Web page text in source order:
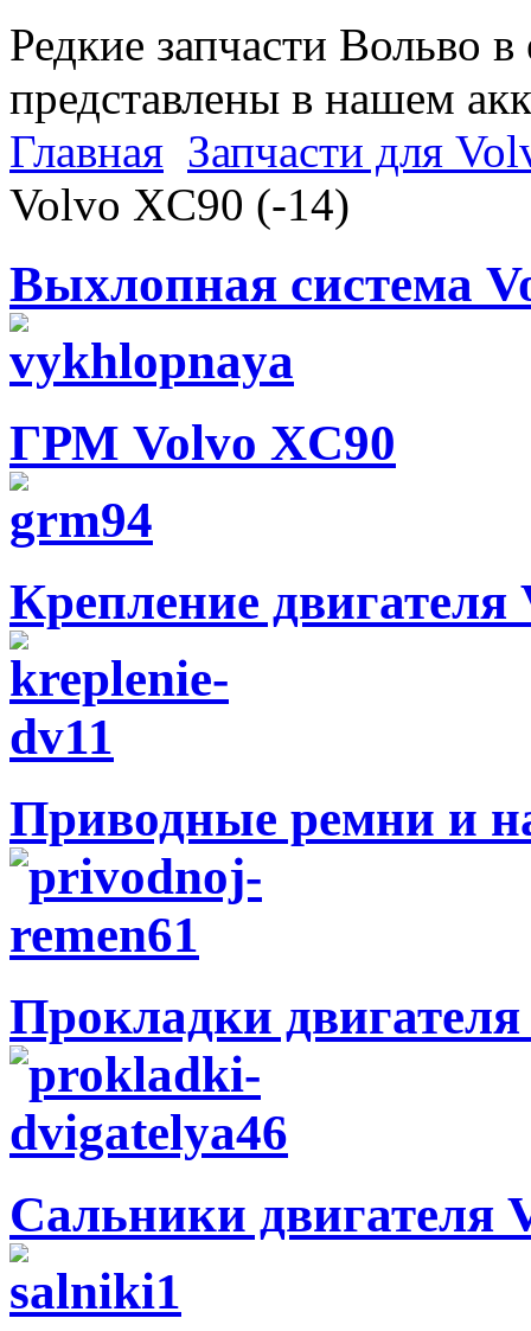
Редкие запчасти Вольво
представлены в нашем
Главная Запчасти для
Volvo XC90 (-14)
Выхлопная система
ГРМ Volvo XC90
Крепление двигателя
Приводные ремни и
Прокладки
Сальники двигателя